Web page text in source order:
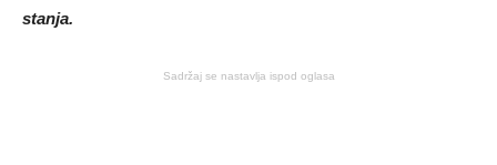
stanja.
Sadržaj se nastavlja ispod oglasa